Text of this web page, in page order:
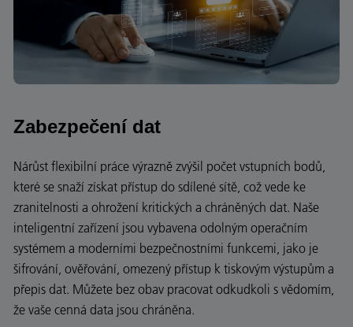
Zabezpečení dat
Nárůst flexibilní práce výrazně zvýšil počet vstupních bodů,
které se snaží získat přístup do sdílené sítě, což vede ke
zranitelnosti a ohrožení kritických a chráněných dat. Naše
inteligentní zařízení jsou vybavena odolným operačním
systémem a moderními bezpečnostními funkcemi, jako je
šifrování, ověřování, omezený přístup k tiskovým výstupům a
přepis dat. Můžete bez obav pracovat odkudkoli s vědomím,
že vaše cenná data jsou chráněna.